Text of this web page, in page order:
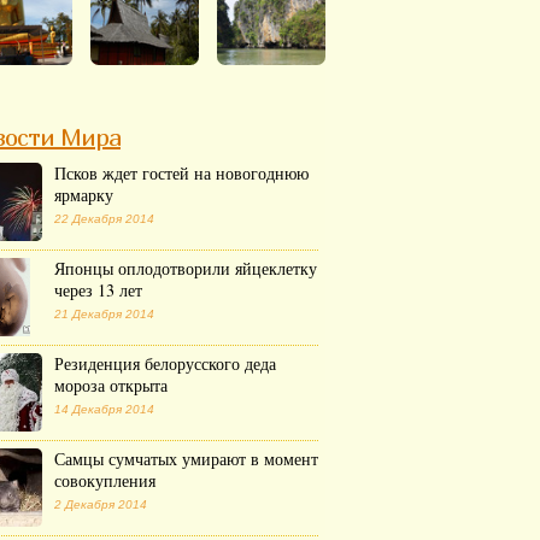
Мира
Псков ждет гостей на новогоднюю
ярмарку
22 Декабря 2014
Японцы оплодотворили яйцеклетку
через 13 лет
21 Декабря 2014
Резиденция белорусского деда
мороза открыта
14 Декабря 2014
Самцы сумчатых умирают в момент
совокупления
2 Декабря 2014